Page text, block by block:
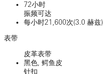
72小时
振频可达
每小时21,600次(3.0 赫兹)
表带
皮革表带
黑色, 鳄鱼皮
针扣